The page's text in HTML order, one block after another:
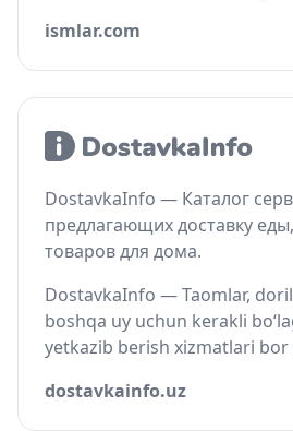
ismlar.com
DostavkaInfo — Каталог
предлагающих доставку
товаров для дома.
DostavkaInfo — Taomlar,
boshqa uy uchun kerakli
yetkazib berish xizmatlari bor
dostavkainfo.uz